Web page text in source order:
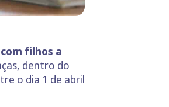
filhos a
dentro do
o dia 1 de abril